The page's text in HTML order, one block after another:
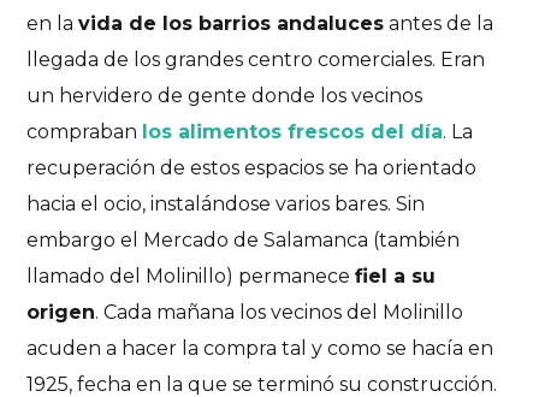
en lavida de los barrios andaluces antes de la
llegada de los grandes centro comerciales. Eran
un hervidero de gente donde los vecinos
compraban los alimentos frescos del día. La
recuperación de estos espacios se ha orientado
hacia el ocio, instalándose varios bares. Sin
embargo el Mercado de Salamanca (también
llamado del Molinillo) permanecefiel a su
origen. Cada mañana los vecinos del Molinillo
acuden a hacer la compra tal y como se hacía en
1925, fecha en la que se terminó su construcción.